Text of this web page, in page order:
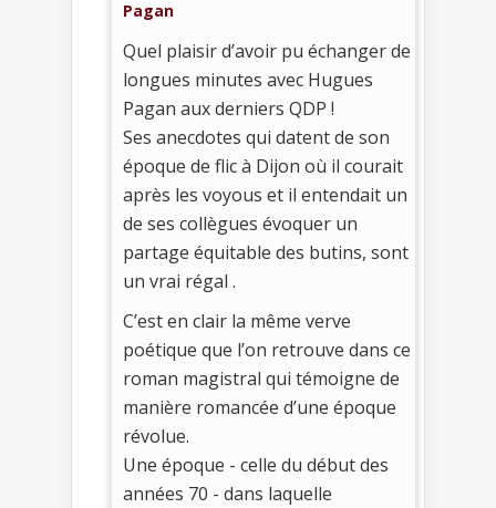
Pagan
Quel plaisir d’avoir pu échanger de
longues minutes avec Hugues
Pagan aux derniers QDP !
Ses anecdotes qui datent de son
époque de flic à Dijon où il courait
après les voyous et il entendait un
de ses collègues évoquer un
partage équitable des butins, sont
un vrai régal .
C’est en clair la même verve
poétique que l’on retrouve dans ce
roman magistral qui témoigne de
manière romancée d’une époque
révolue.
Une époque - celle du début des
années 70 - dans laquelle